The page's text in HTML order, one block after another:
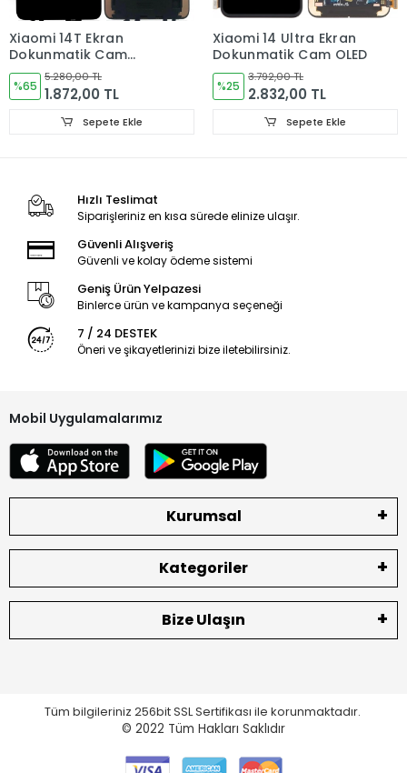
Ürün Değişimler "Garanti ve iade" Kısmını takip ediniz.
Ekran Türü ÇITALI
Xiaomi 14T Ekran
Dokunmatik Cam
ORJINAL
%65
5.280,00 TL
1.872,00 TL
Sepete Ekle
Xiaomi 14 Ultra Ekran
Dokunmatik Cam OLED
%25
3.792,00 TL
2.832,00 TL
Sepete Ekle
Hızlı Teslimat
Siparişleriniz en kısa sürede elinize ulaşır.
Güvenli Alışveriş
Güvenli ve kolay ödeme sistemi
Geniş Ürün Yelpazesi
Binlerce ürün ve kampanya seçeneği
7 / 24 DESTEK
Öneri ve şikayetlerinizi bize iletebilirsiniz.
Mobil Uygulamalarımız
Kurumsal
Kategoriler
Bize Ulaşın
Tüm bilgileriniz 256bit SSL Sertifikası ile korunmaktadır.
© 2022 Tüm Hakları Saklıdır